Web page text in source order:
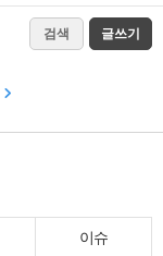
검색 글쓰기
이슈